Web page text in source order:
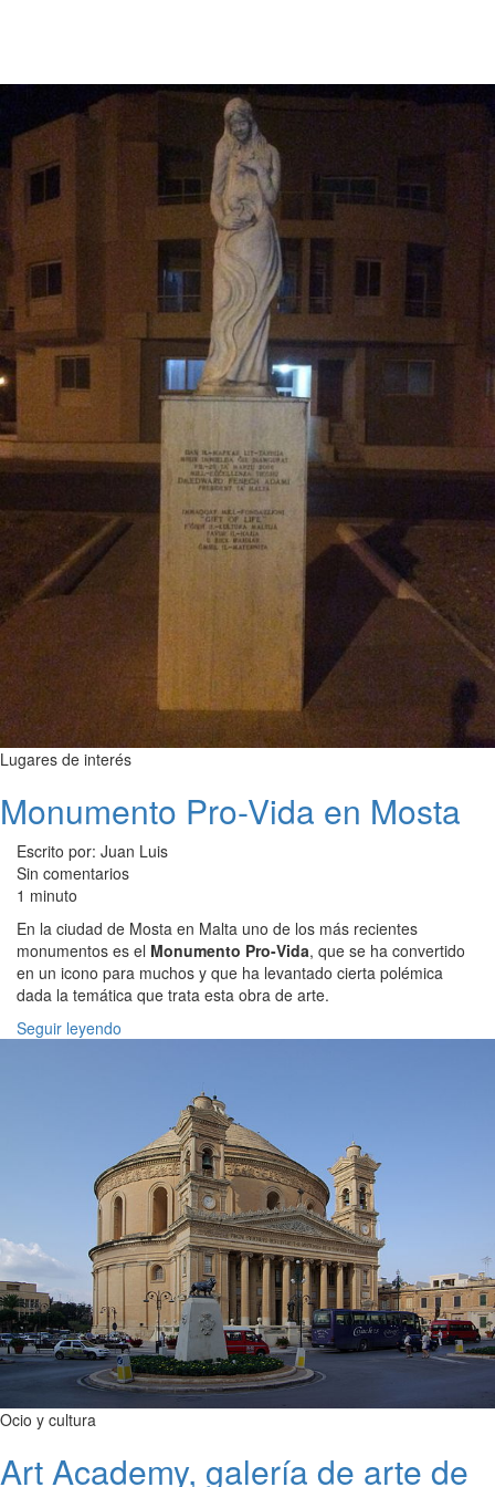
Lugares de interés
Monumento Pro-Vida en Mosta
Escrito por: Juan Luis
Sin comentarios
1 minuto
En la ciudad de Mosta en Malta uno de los más recientes
monumentos es el Monumento Pro-Vida, que se ha convertido
en un icono para muchos y que ha levantado cierta polémica
dada la temática que trata esta obra de arte.
Seguir leyendo
Ocio y cultura
Art Academy, galería de arte de